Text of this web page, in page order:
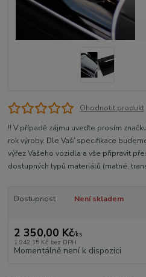
Ohodnotit produkt
!! V případě zájmu uveďte prosím
rok výroby. Dle Vaší specifikace
výřez Vašeho vozidla a vše připravit
dostupných typů materiálů (matné,
Dostupnost Není skladem
2 350,00 Kč/ks
1 942,15 Kč bez DPH
Momentálně není k dispozici